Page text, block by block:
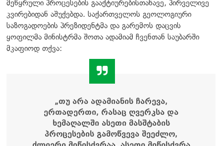
მეწყრული პროცესების გააქტიურებისთანავე, პირველივე
კვირებიდან აშუქებდა. საქართველოს გეოლოგიური
საზოგადოების პრეზიდენტმა და გარემოს დაცვის
ყოფილმა მინისტრმა შოთა ადამიამ ჩვენთან საუბარში
მკაფიოდ თქვა:
„თუ არა ადამიანის ჩარევა,
ერთადერთი, რასაც ღვერკსა და
ხემაღალში ასეთი მასშტაბის
პროცესების გამოწვევა შეეძლო,